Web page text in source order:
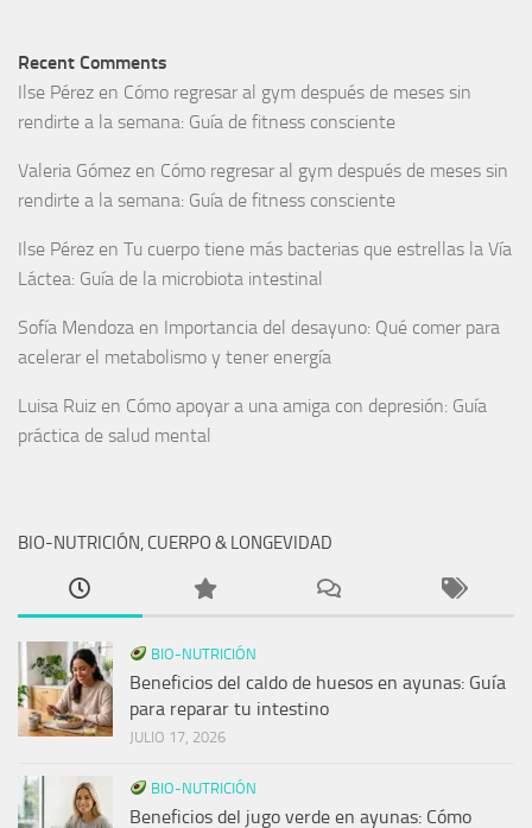
Recent Comments
Ilse Pérez en Cómo regresar al gym después de meses sin
rendirte a la semana: Guía de fitness consciente
Valeria Gómez en Cómo regresar al gym después de meses sin
rendirte a la semana: Guía de fitness consciente
Ilse Pérez en Tu cuerpo tiene más bacterias que estrellas la Vía
Láctea: Guía de la microbiota intestinal
Sofía Mendoza en Importancia del desayuno: Qué comer para
acelerar el metabolismo y tener energía
Luisa Ruiz en Cómo apoyar a una amiga con depresión: Guía
práctica de salud mental
BIO-NUTRICIÓN, CUERPO & LONGEVIDAD
BIO-NUTRICIÓN
Beneficios del caldo de huesos en ayunas: Guía
para reparar tu intestino
JULIO 17, 2026
BIO-NUTRICIÓN
Beneficios del jugo verde en ayunas: Cómo